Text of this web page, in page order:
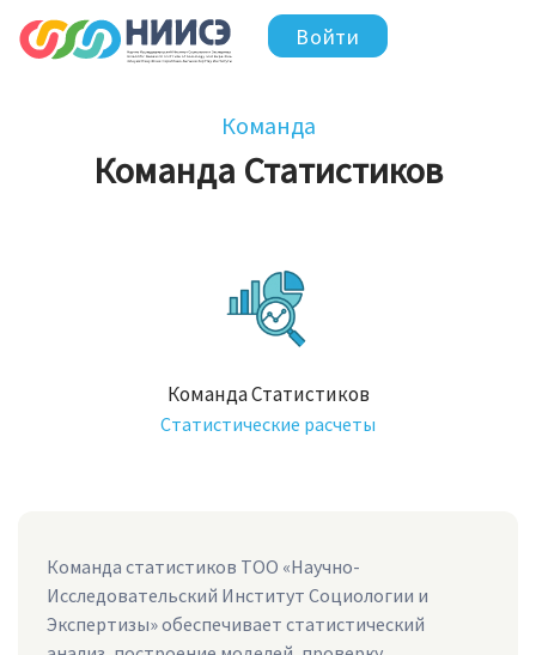
Войти
Команда
Команда Статистиков
Команда Статистиков
Статистические расчеты
Команда статистиков ТОО «Научно-
Исследовательский Институт Социологии и
Экспертизы» обеспечивает статистический